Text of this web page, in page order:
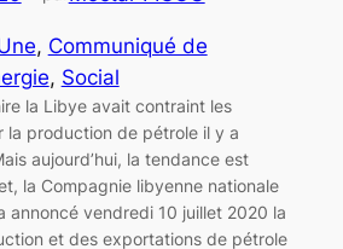
, Communiqué de
, Social
la Libye avait contraint les
la production de pétrole il y a
aujourd’hui, la tendance est
la Compagnie libyenne nationale
annoncé vendredi 10 juillet 2020 la
et des exportations de pétrole